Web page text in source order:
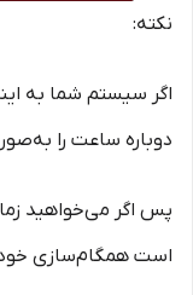
نکته:
اگر سیستم شما به
دوباره ساعت را
پس اگر می‌خواهید
است همگام‌سازی